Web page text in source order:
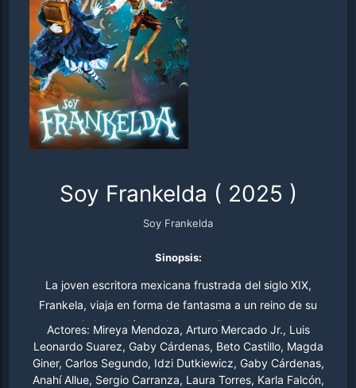
Soy Frankelda ( 2025 )
Soy Frankelda
Sinopsis:
La joven escritora mexicana frustrada del siglo XIX,
Frankela, viaja en forma de fantasma a un reino de su
propia invención habitado por Espectros, unos
monstruosos personajes que creó en sus relatos de
terror.
Actores: Mireya Mendoza, Arturo Mercado Jr., Luis
Leonardo Suarez, Gaby Cárdenas, Beto Castillo, Magda
Giner, Carlos Segundo, Idzi Dutkiewicz, Gaby Cárdenas,
Anahí Allue, Sergio Carranza, Laura Torres, Karla Falcón,